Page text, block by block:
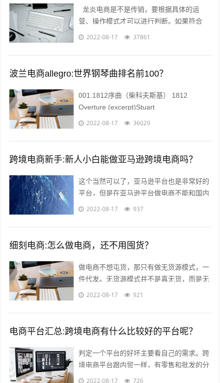
龙炎电商是不是传销，要根据具体的运
营、操作模式才可以进行判断。如果符合
《禁止传销条例》第二条、第七条所规定的
传...
2022-08-17 37861
波兰电商allegro:世界钢琴曲排名前100？
001.1812序曲（柴科夫斯基） 1812
Overture (excerpt)Stuart
Challender;Sydney Symphony...
2022-08-17 36029
跨境电商新手:新人小白能做亚马逊跨境电商吗？
这个当然可以了，亚马逊平台也是非常好的
平台，但是在亚马逊平台做电商不能和国内
做电商似的刷单，这样会给你带来巨大的损
2022-08-17 937
细刻电商:怎么做电商，还不用囤货？
做电商不想屯货，那只有做无货源模式，一
件代发。无货源模式并不是真无货，而是无
需自己屯货。到货源网去采集，用一件代发
2022-08-17 921
电商平台汇总:跨境电商有什么比较好的平台呢？
判定一个平台的好坏主要看自己的需求。跨
境电商平台跟内贸一样，有零售和批发的分
别。如果您是个人卖家，那么零售还是批发
2022-08-17 726